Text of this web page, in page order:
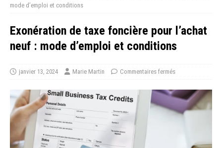
mode d’emploi et conditions
Exonération de taxe foncière pour l’achat
neuf : mode d’emploi et conditions
janvier 13, 2024 Marie Martin Commentaires fermés